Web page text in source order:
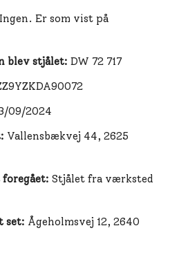
Ingen. Er som vist på
blev stjålet: DW 72 717
09/2024
Vallensbækvej 44, 2625
Stjålet fra værksted
set: Ågeholmsvej 12, 2640